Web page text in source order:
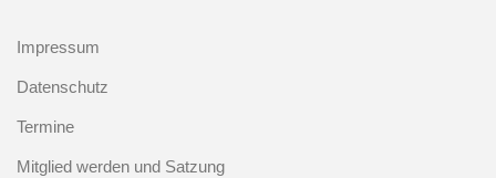
Impressum
Datenschutz
Termine
Mitglied werden und Satzung